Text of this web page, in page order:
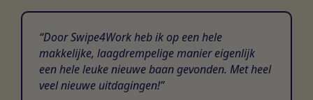
Door Swipe4Work heb ik op een hele
makkelijke, laagdrempelige manier eigenlijk
een hele leuke nieuwe baan gevonden. Met heel
veel nieuwe uitdagingen!